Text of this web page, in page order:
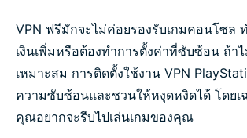
VPN ฟรีมักจะไม่ค่อยรองรับเกมคอนโซล
เงินเพิ่มหรือต้องทำการตั้งค่าที่ซับซ้อน ถ้า
เหมาะสม การติดตั้งใช้งาน VPN
ความซับซ้อนและชวนให้หงุดหงิดได้ โดยเ
คุณอยากจะรีบไปเล่นเกมของคุณ